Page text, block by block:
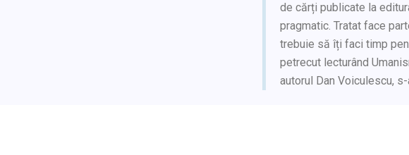
de cărți publicate la
pragmatic. Tratat face
trebuie să îți faci timp
petrecut lecturând
autorul Dan Voiculescu,